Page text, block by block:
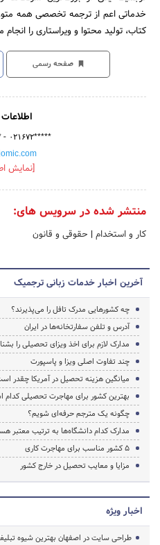
خدماتی اعم از ترجمه تخصصی همه
کتاب، تولید محتوا و ویراستاری را
صفحه رسمی
- ۰۲۱۶۷۲*****
[نمایش
منتشر شده در سرویس های:
کار و استخدام | حقوقی و قانون
آخرین اخبار خدمات زبانی ترجمیک
چه کشورهایی مدرک تافل را می‌پذیرند؟
آدرس و تلفن سفارتخانه‌ها در ایران
مدارک لازم برای اخذ ویزای تحصیلی را
چند تفاوت اصلی ویزا و پاسپورت
میانگین هزینه تحصیل در آمریکا چقدر
بهترین کشور برای مهاجرت تحصیلی کدام
چگونه یک مترجم حرفه‌ای شویم؟
مدارک کدام دانشگاه‌ها به ترتیب معتبر
۵ کشور مناسب برای مهاجرت کاری
مزایا و معایب تحصیل در خارج کشور
اخبار ویژه
طراحی سایت در اصفهان بهترین شیوه